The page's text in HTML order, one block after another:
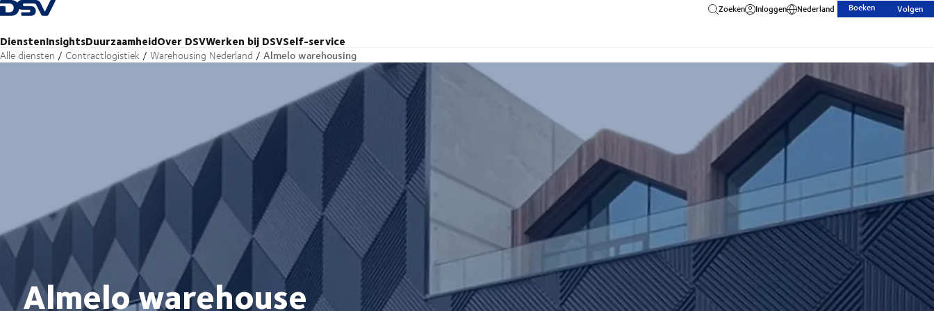
Terug naar startpagina
DienstenInsightsDuurzaamheidOver DSVWerken bij DSVSelf-service
Zoeken Inloggen Nederland Boeken Volgen
Alle diensten Contractlogistiek Warehousing Nederland Almelo warehousing
Almelo warehouse